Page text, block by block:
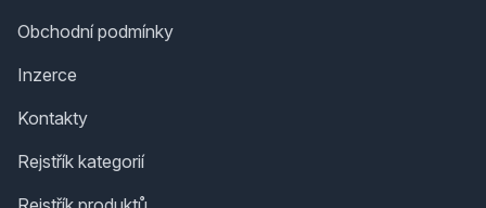
Obchodní podmínky
Inzerce
Kontakty
Rejstřík kategorií